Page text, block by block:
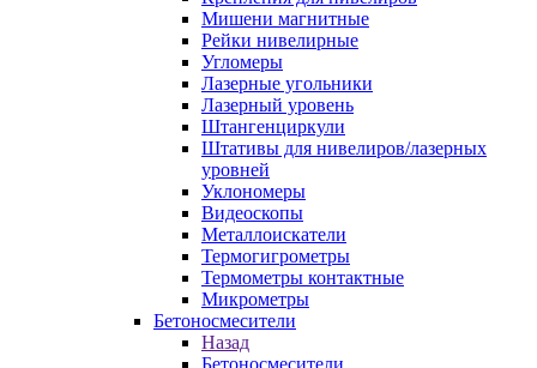
Мишени магнитные
Рейки нивелирные
Угломеры
Лазерные угольники
Лазерный уровень
Штангенциркули
Штативы для нивелиров/лазерных
уровней
Уклономеры
Видеоскопы
Металлоискатели
Термогигрометры
Термометры контактные
Микрометры
Бетоносмесители
Назад
Бетоносмесители